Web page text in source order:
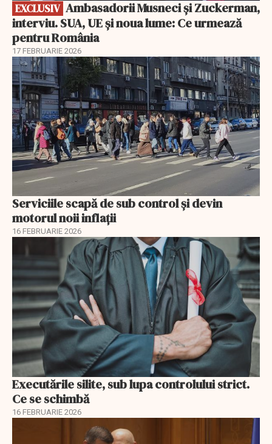
EXCLUSIV
interviu. SUA, UE și noua lume: Ce urmează
pentru România
17 FEBRUARIE 2026
Serviciile scapă de sub control și devin
motorul noii inflații
16 FEBRUARIE 2026
Executările silite, sub lupa controlului strict.
Ce se schimbă
16 FEBRUARIE 2026